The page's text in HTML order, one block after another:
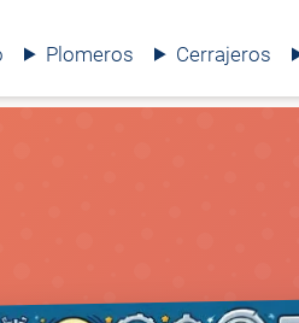
Plomeros Cerrajeros